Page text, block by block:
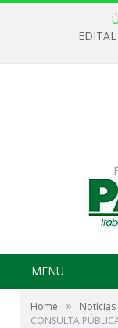
MENU
Home » Notícias
CONSULTA